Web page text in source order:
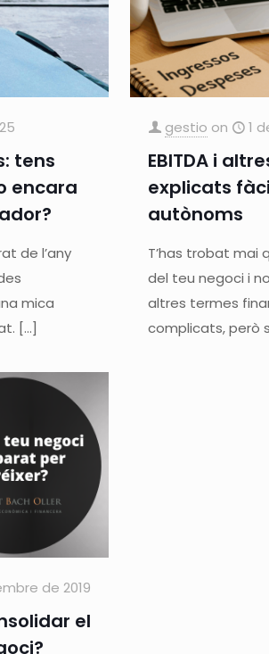
tens
encara
de l’any
mica
[…]
gestio on 1
EBITDA i
explicats
autònoms
T’has trobat mai
del teu negoci i no
altres termes
complicats, però
de 2019
el